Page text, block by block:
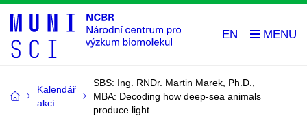
EN
Kalendář
akcí
SBS: Ing. RNDr. Martin Marek, Ph.D.,
MBA: Decoding how deep-sea animals
produce light